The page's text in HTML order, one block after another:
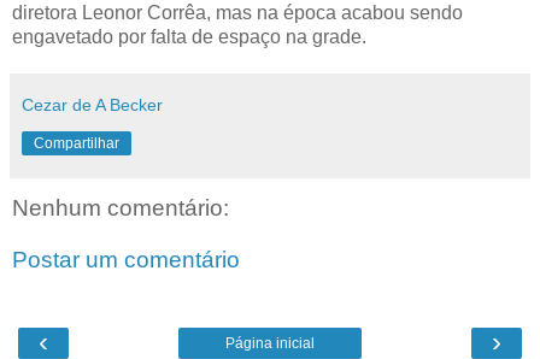
diretora Leonor Corrêa, mas na época acabou sendo
engavetado por falta de espaço na grade.
Cezar de A Becker
Compartilhar
Nenhum comentário:
Postar um comentário
‹ ›
Página inicial